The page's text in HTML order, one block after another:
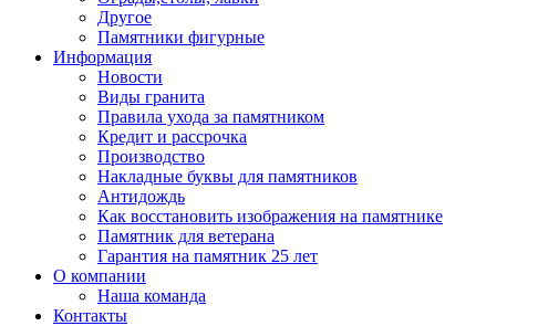
Другое
Памятники фигурные
Информация
Новости
Виды гранита
Правила ухода за памятником
Кредит и рассрочка
Производство
Накладные буквы для памятников
Антидождь
Как восстановить изображения на памятнике
Памятник для ветерана
Гарантия на памятник 25 лет
О компании
Наша команда
Контакты